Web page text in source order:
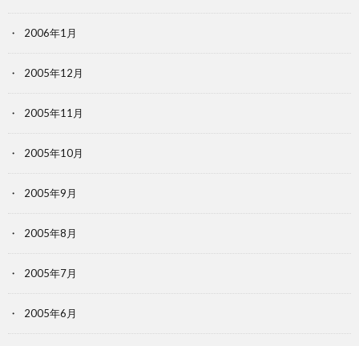
2006年1月
2005年12月
2005年11月
2005年10月
2005年9月
2005年8月
2005年7月
2005年6月